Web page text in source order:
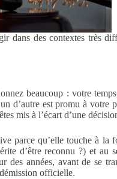
dans des contextes très
beaucoup : votre
d’autre est promu à votre
mis à l’écart d’une
parce qu’elle touche à la
d’être reconnu ?) et au
des années, avant de se
officielle.